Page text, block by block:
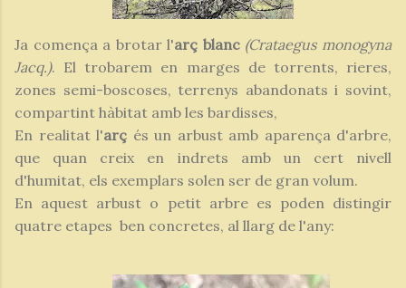
Ja comença a brotar l'arç blanc (Crataegus monogyna
Jacq.). El trobarem en marges de torrents, rieres,
zones semi-boscoses, terrenys abandonats i sovint,
compartint hàbitat amb les bardisses,
En realitat l'arç és un arbust amb aparença d'arbre,
que quan creix en indrets amb un cert nivell
d'humitat, els exemplars solen ser de gran volum.
En aquest arbust o petit arbre es poden distingir
quatre etapes ben concretes, al llarg de l'any: